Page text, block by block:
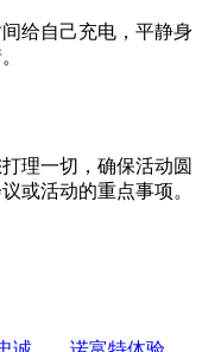
给自己充电，平静身
理一切，确保活动圆
或活动的重点事项。